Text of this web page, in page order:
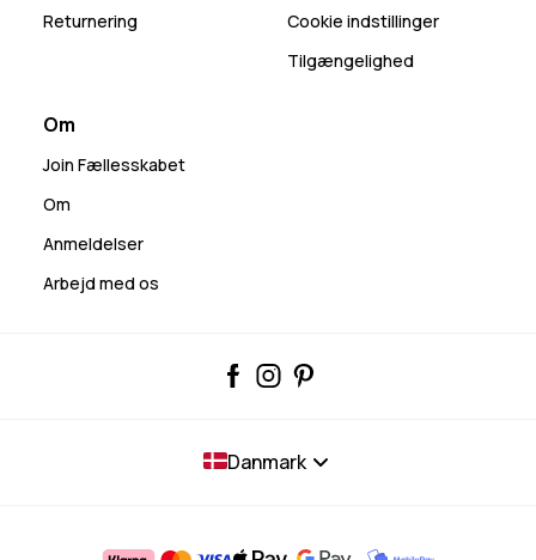
Returnering
Cookie indstillinger
Tilgængelighed
Om
Join Fællesskabet
Om
Anmeldelser
Arbejd med os
Danmark